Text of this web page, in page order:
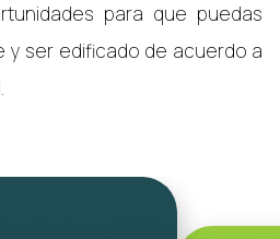
para que puedas
y ser edificado de acuerdo a